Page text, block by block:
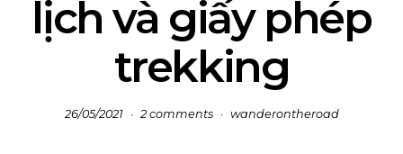
lịch và giấy phép
trekking
26/05/2021 2 comments wanderontheroad